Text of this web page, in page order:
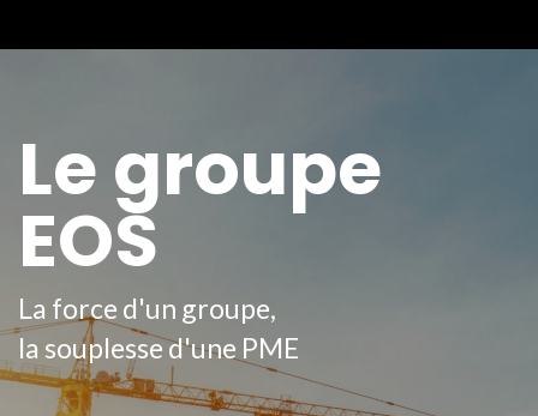
Le groupe
EOS
La force d'un groupe,
la souplesse d'une PME